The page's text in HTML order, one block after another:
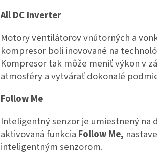
All DC Inverter
Motory ventilátorov vnútorných a
kompresor boli inovované na
Kompresor tak môže meniť výkon v
atmosféry a vytvárať dokonalé
Follow Me
Inteligentný senzor je umiestnený na
aktivovaná funkcia Follow Me,
inteligentným senzorom.